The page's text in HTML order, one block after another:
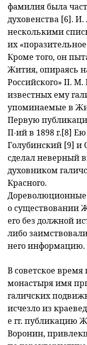
фамилия была час
духовенства [6].
несколькими
их «поразитель
Кроме того, он
Жития, опираясь
Российского» II. М.
известных ему
упоминаемые в
Первую
П-ий в 1898 г.[8]
Голубинcкий [9] и
сделал неверный
духовником
Красного.
Дореволюционные
о существовании
его без должной
либо
него информацию.
В советское
монастыря имя
галичских
исчезло из
е гг. публикацию
Воронин,